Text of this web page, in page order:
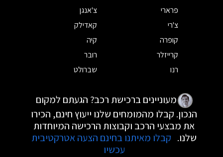
פרארי
צ'אנגן
צ'רי
קאדילק
קופרה
קיה
קרייזלר
רובר
רנו
שברולט
מעוניינים ברכישת רכב? הגעתם למקום
הנכון. קבלו מהמומחים שלנו ייעוץ חינם, הכירו
את מבצעי הרכב וקבוצות הרכישה המיוחדות
שלנו. קבלו מאיתנו בחינם הצעה אטרקטיבית
עכשיו